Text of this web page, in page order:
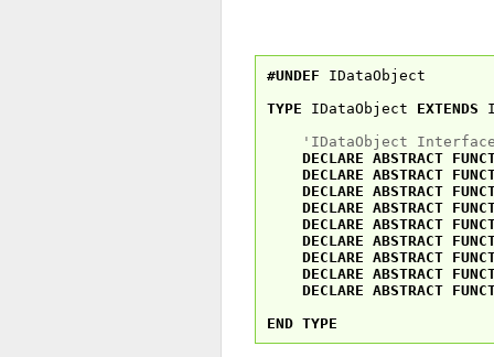
#UNDEF IDataObject
TYPE IDataObject EXTENDS
'IDataObject
DECLARE ABSTRACT
DECLARE ABSTRACT
DECLARE ABSTRACT
DECLARE ABSTRACT
DECLARE ABSTRACT
DECLARE ABSTRACT
DECLARE ABSTRACT
DECLARE ABSTRACT
DECLARE ABSTRACT
END TYPE